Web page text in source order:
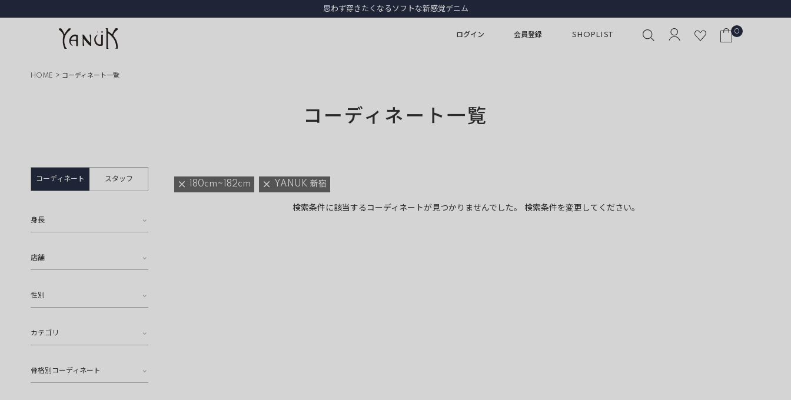
思わず穿きたくなるソフトな新感覚デニム
ログイン 会員登録 SHOPLIST 0
HOME コーディネート一覧
コーディネート一覧
コーディネート スタッフ
身長
店舗
性別
カテゴリ
骨格別コーディネート
180cm~182cm YANUK 新宿
検索条件に該当するコーディネートが見つかりませんでした。 検索条件を変更してください。